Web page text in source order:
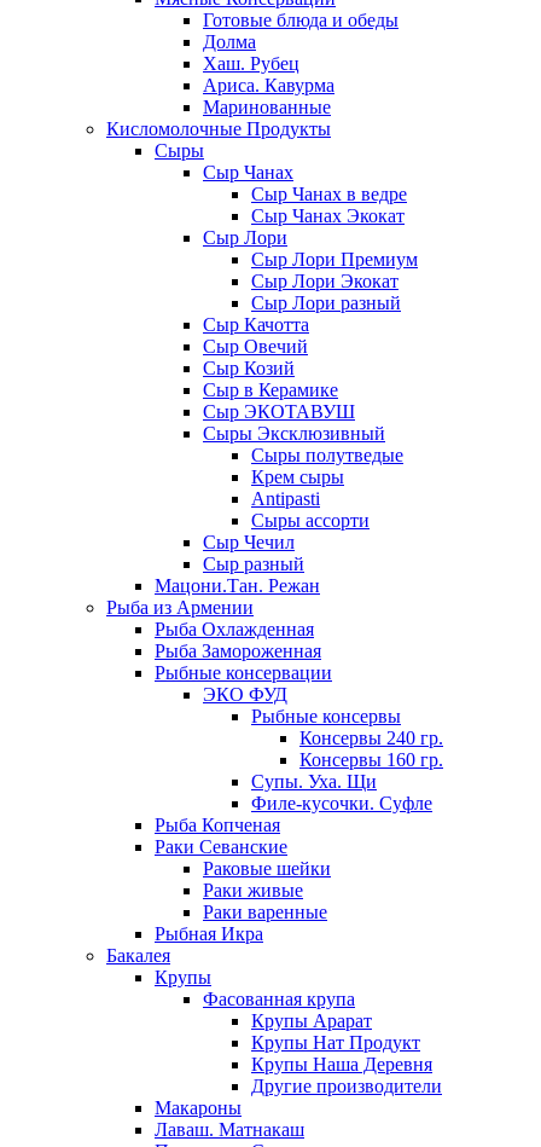
Готовые блюда и обеды
Долма
Хаш. Рубец
Ариса. Кавурма
Маринованные
Кисломолочные Продукты
Сыры
Сыр Чанах
Сыр Чанах в ведре
Сыр Чанах Экокат
Сыр Лори
Сыр Лори Премиум
Сыр Лори Экокат
Сыр Лори разный
Сыр Качотта
Сыр Овечий
Сыр Козий
Сыр в Керамике
Сыр ЭКОТАВУШ
Сыры Эксклюзивный
Сыры полутведые
Крем сыры
Antipasti
Сыры ассорти
Сыр Чечил
Сыр разный
Мацони.Тан. Режан
Рыба из Армении
Рыба Охлажденная
Рыба Замороженная
Рыбные консервации
ЭКО ФУД
Рыбные консервы
Консервы 240 гр.
Консервы 160 гр.
Супы. Уха. Щи
Филе-кусочки. Суфле
Рыба Копченая
Раки Севанские
Раковые шейки
Раки живые
Раки варенные
Рыбная Икра
Бакалея
Крупы
Фасованная крупа
Крупы Арарат
Крупы Нат Продукт
Крупы Наша Деревня
Другие производители
Макароны
Лаваш. Матнакаш